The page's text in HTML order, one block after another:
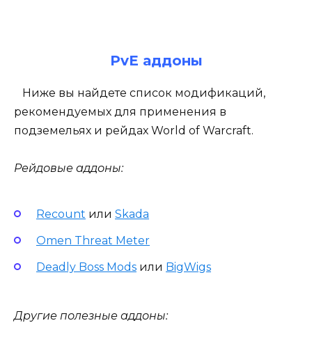
PvE аддоны
Ниже вы найдете список модификаций,
рекомендуемых для применения в
подземельях и рейдах World of Warcraft.
Рейдовые аддоны:
Recount или Skada
Omen Threat Meter
Deadly Boss Mods или BigWigs
Другие полезные аддоны: